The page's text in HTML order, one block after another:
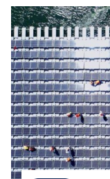
ทำได้ในทันที และรัฐ